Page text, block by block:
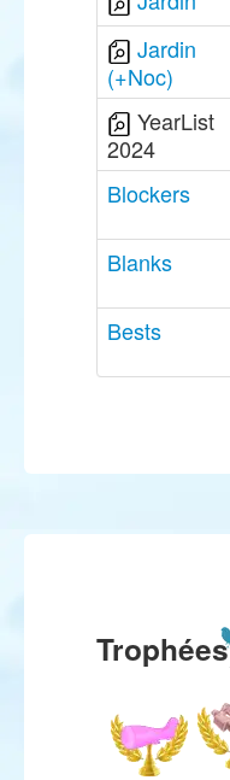
Jardin
(+Noc)
YearList
2024
Blockers
Blanks
Bests
Trophées